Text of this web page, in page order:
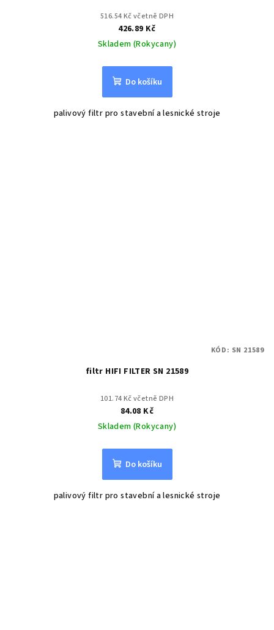
516.54 Kč včetně DPH
426.89 Kč
Skladem (Rokycany)
Do košíku
palivový filtr pro stavební a lesnické stroje
filtr HIFI FILTER SN 21589
101.74 Kč včetně DPH
84.08 Kč
Skladem (Rokycany)
Do košíku
palivový filtr pro stavební a lesnické stroje
KÓD: SN 21589